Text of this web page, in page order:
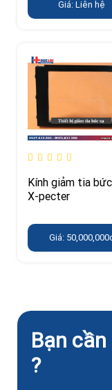
Giá: Liên hệ
Kính giảm tia
X-pecter
Giá:
Bạn
?